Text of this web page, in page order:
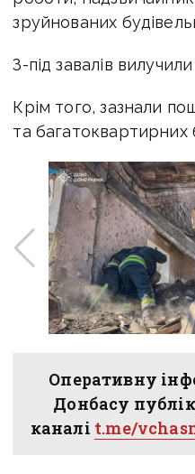
зруйнованих
З-під завалів
Крім того, зазнали
та багатоквартирних
Оперативну
Донбасу
каналі t.me/